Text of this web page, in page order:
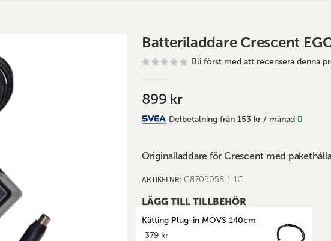
Batteriladdare Crescent
Bli först med att recensera denna
899 kr
Delbetalning från 153 kr/ månad
Originalladdare för Crescent med
ARTIKELNR C8705058-1-1C
LÄGG TILL TILLBEHÖR
Kätting Plug-in MOVS 140cm
379 kr